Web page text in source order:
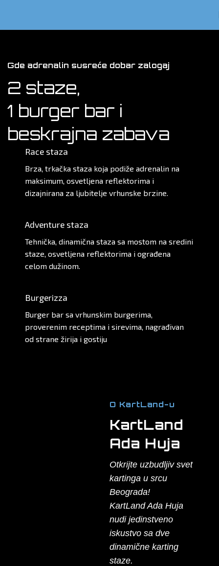
Gde adrenalin susreće dobar zalogaj
2 staze,
1 burger bar i
beskrajna zabava
Race staza
Brza, trkačka staza koja podiže adrenalin na
maksimum, osvetljena reflektorima i
dizajnirana za ljubitelje vrhunske brzine.
Adventure staza
Tehnička, dinamična staza sa mostom na sredini
staze, osvetljena reflektorima i ograđena
celom dužinom.
Burgerizza
Burger bar sa vrhunskim burgerima,
proverenim receptima i sirevima, nagrađivan
od strane žirija i gostiju
O KartLand-u
KartLand
Ada Huja
Otkrijte uzbudljiv svet
kartinga u srcu
Beograda!
KartLand Ada Huja
nudi jedinstveno
iskustvo sa dve
dinamične karting
staze.